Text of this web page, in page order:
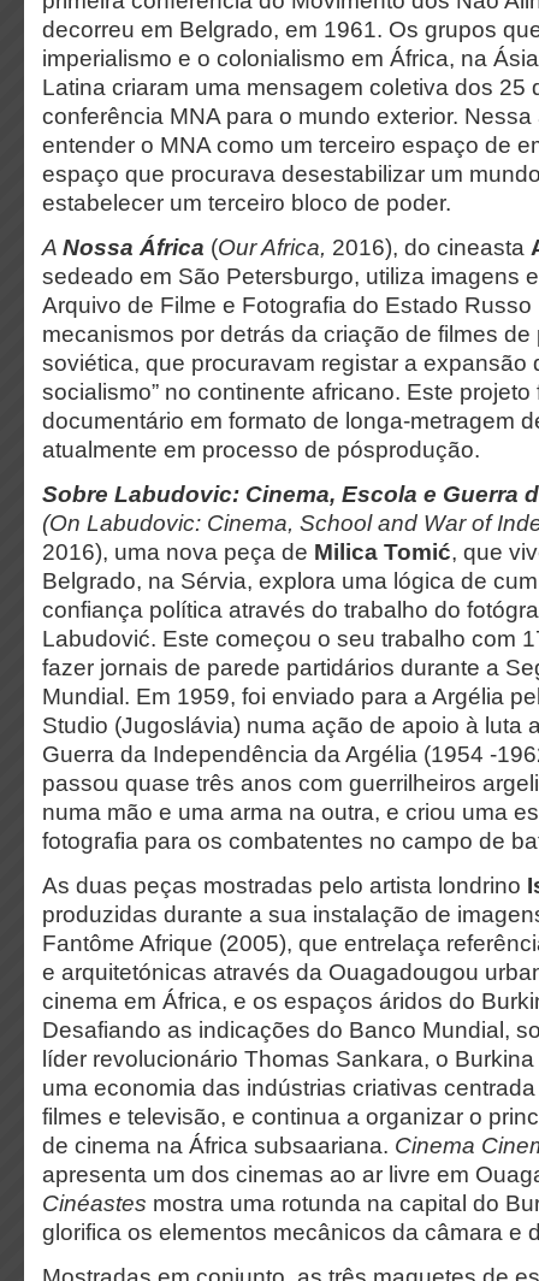
decorreu em Belgrado, em 1961. Os grupos
imperialismo e o colonialismo em África, na
Latina criaram uma mensagem coletiva dos 25
conferência MNA para o mundo exterior.
entender o MNA como um terceiro espaço de
espaço que procurava desestabilizar um
estabelecer um terceiro bloco de poder.
A Nossa África (Our Africa, 2016), do cineasta
sedeado em São Petersburgo, utiliza imagens
Arquivo de Filme e Fotografia do Estado
mecanismos por detrás da criação de filmes
soviética, que procuravam registar a expansão
socialismo” no continente africano. Este
documentário em formato de longa-metragem
atualmente em processo de pósprodução.
Sobre Labudovic: Cinema, Escola e Guerra
(On Labudovic: Cinema, School and War of
2016), uma nova peça de Milica Tomić, que
Belgrado, na Sérvia, explora uma lógica de
confiança política através do trabalho do
Labudović. Este começou o seu trabalho com
fazer jornais de parede partidários durante a
Mundial. Em 1959, foi enviado para a Argélia
Studio (Jugoslávia) numa ação de apoio à luta
Guerra da Independência da Argélia (1954 -
passou quase três anos com guerrilheiros
numa mão e uma arma na outra, e criou uma
fotografia para os combatentes no campo de
As duas peças mostradas pelo artista londrino
produzidas durante a sua instalação de
Fantôme Afrique (2005), que entrelaça
e arquitetónicas através da Ouagadougou
cinema em África, e os espaços áridos do
Desafiando as indicações do Banco Mundial,
líder revolucionário Thomas Sankara, o
uma economia das indústrias criativas
filmes e televisão, e continua a organizar o
de cinema na África subsaariana. Cinema
apresenta um dos cinemas ao ar livre em
Cinéastes mostra uma rotunda na capital do
glorifica os elementos mecânicos da câmara e